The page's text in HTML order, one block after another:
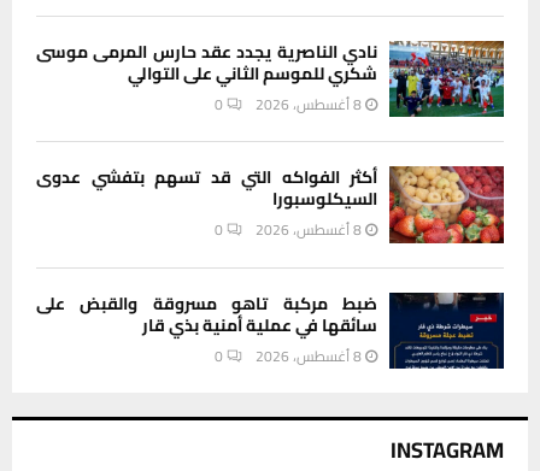
نادي الناصرية يجدد عقد حارس المرمى موسى
شكري للموسم الثاني على التوالي
8 أغسطس، 2026 0
أكثر الفواكه التي قد تسهم بتفشي عدوى
السيكلوسبورا
8 أغسطس، 2026 0
ضبط مركبة تاهو مسروقة والقبض على
سائقها في عملية أمنية بذي قار
8 أغسطس، 2026 0
INSTAGRAM